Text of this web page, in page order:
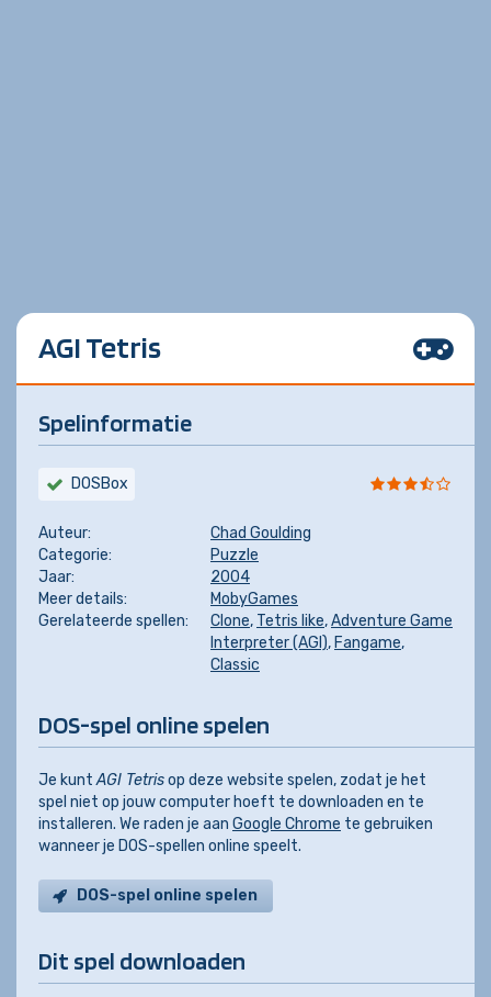
AGI Tetris
Spelinformatie
DOSBox
Auteur:
Chad Goulding
Categorie:
Puzzle
Jaar:
2004
Meer details:
MobyGames
Gerelateerde spellen:
Clone, Tetris like,Adventure Game
Interpreter (AGI), Fangame,
Classic
DOS-spel online spelen
Je kuntAGI Tetrisop deze website spelen, zodat je het
spel niet op jouw computer hoeft te downloaden en te
installeren. We raden je aan Google Chrome te gebruiken
wanneer je DOS-spellen online speelt.
DOS-spel online spelen
Dit spel downloaden